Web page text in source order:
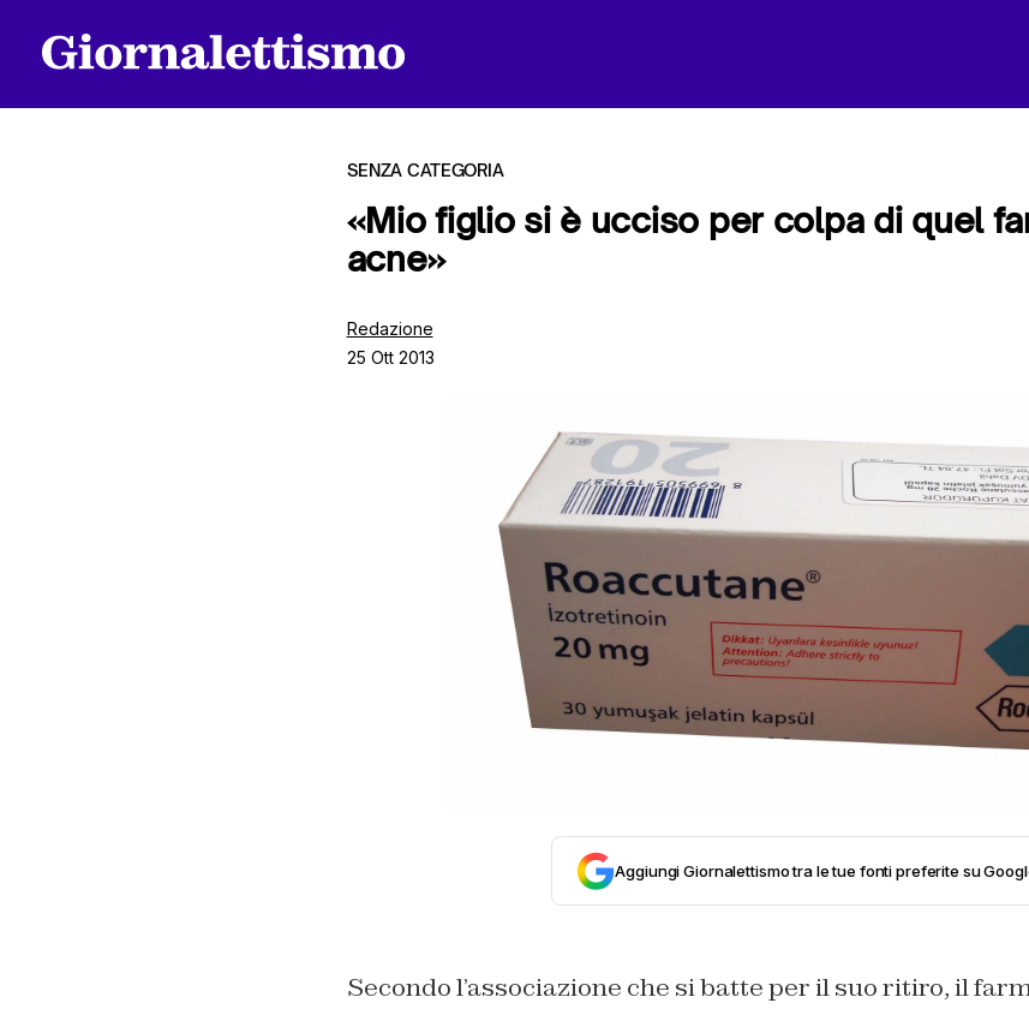
SENZA CATEGORIA
«Mio figlio si è ucciso per colpa di quel
acne»
Redazione
25 Ott 2013
Aggiungi Giornalettismo tra le tue fonti preferite su
Secondo l’associazione che si batte per il suo ritiro, il